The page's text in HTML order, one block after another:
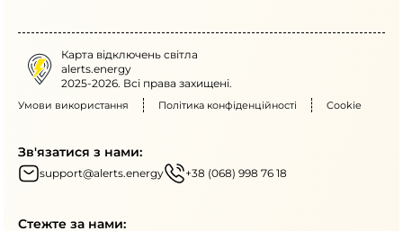
Карта відключень світла
alerts.energy
2025-2026. Всі права захищені.
Умови використання Політика конфіденційності Cookie
Зв'язатися з нами:
support@alerts.energy +38 (068) 998 76 18
Стежте за нами: